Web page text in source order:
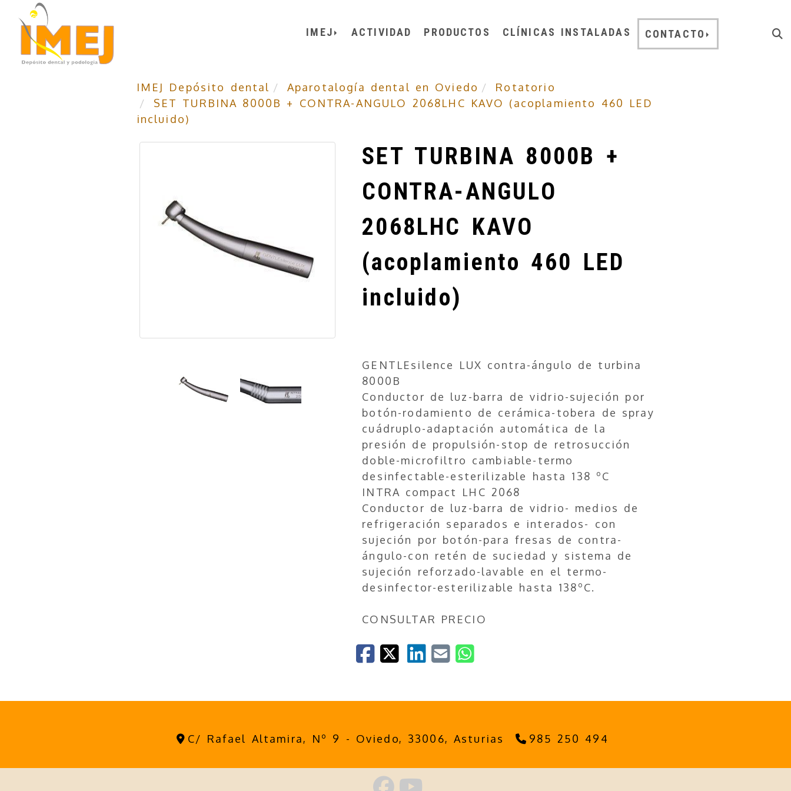
IMEJ ACTIVIDAD PRODUCTOS CLÍNICAS INSTALADAS CONTACTO
IMEJ Depósito dental Aparotalogía dental en Oviedo
Rotatorio
SET TURBINA 8000B + CONTRA-ANGULO 2068LHC KAVO (acoplamiento 460 LED
incluido)
SET TURBINA 8000B +
CONTRA-ANGULO
2068LHC KAVO
(acoplamiento 460 LED
incluido)
GENTLEsilence LUX contra-ángulo de turbina
8000B
Conductor de luz-barra de vidrio-sujeción por
botón-rodamiento de cerámica-tobera de spray
cuádruplo-adaptación automática de la
presión de propulsión-stop de retrosucción
doble-microfiltro cambiable-termo
desinfectable-esterilizable hasta 138 ºC
INTRA compact LHC 2068
Conductor de luz-barra de vidrio- medios de
refrigeración separados e interados- con
sujeción por botón-para fresas de contra-
ángulo-con retén de suciedad y sistema de
sujeción reforzado-lavable en el termo-
desinfector-esterilizable hasta 138ºC.
CONSULTAR PRECIO
C/ Rafael Altamira, Nº 9 - Oviedo, 33006, Asturias 985 250 494